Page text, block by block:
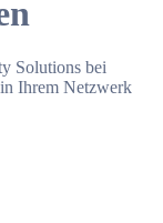
Solutions bei
Ihrem Netzwerk